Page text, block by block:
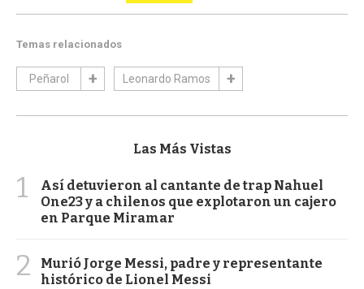
Temas relacionados
Peñarol Leonardo Ramos
Las Más Vistas
1
Así detuvieron al cantante de trap Nahuel
One23 y a chilenos que explotaron un cajero
en Parque Miramar
2
Murió Jorge Messi, padre y representante
histórico de Lionel Messi